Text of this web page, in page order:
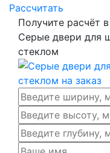
Рассчитать
Получите расчёт
Серые двери для
стеклом